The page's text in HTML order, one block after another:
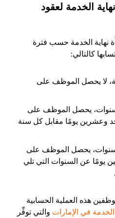
الخدمة لعقود
الخدمة حسب فترة
كالتالي:
لا يحصل الموظف على
العمل أقل من 5 سنوات، يحصل الموظف على
وعشرين يومًا مقابل كل سنة
العمل أكثر من 5 سنوات، يحصل الموظف على
يومًا عن السنوات التي تلي
هذه العملية الحسابية
في الإمارات والتي توفِّر